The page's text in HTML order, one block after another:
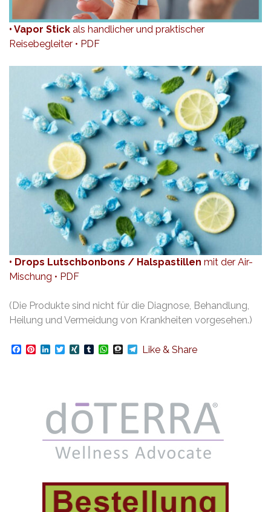
• Vapor Stick als handlicher und praktischer
Reisebegleiter • PDF
• Drops Lutschbonbons / Halspastillen mit der Air-
Mischung • PDF
(Die Produkte sind nicht für die Diagnose, Behandlung,
Heilung und Vermeidung von Krankheiten vorgesehen.)
Facebook
Pinterest
LinkedIn
TwitterXINGTumblrWhatsApp
Threema
Telegram
Like & Share